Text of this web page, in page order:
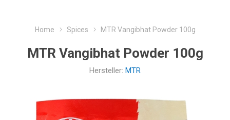
Home Spices MTR Vangibhat Powder 100g
MTR Vangibhat Powder 100g
Hersteller: MTR